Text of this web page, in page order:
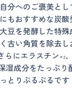
分へのご褒美と
もおすすめな炭
豆を発酵した特殊
古い角質を除去
らにエラスチン ＊2
湿成分をたっぷり
とりぷるぷるです